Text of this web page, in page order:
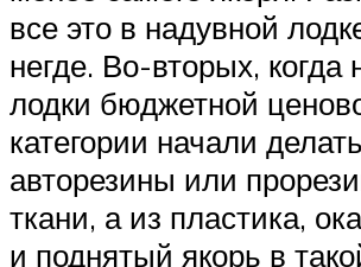
все это в надувной
негде. Во-вторых, когда
лодки бюджетной
категории начали
авторезины или
ткани, а из пластика,
и поднятый якорь в